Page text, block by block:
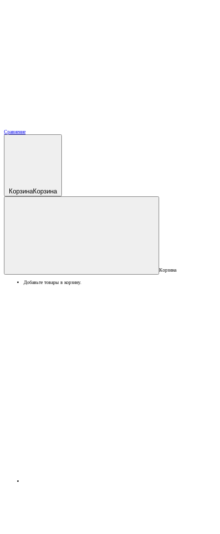
Сравнение
КорзинаКорзина
Корзина
Добавьте товары в корзину.